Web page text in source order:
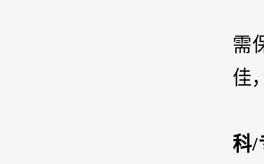
需
佳
科/